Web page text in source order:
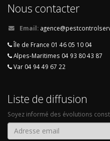
Nous contacter
Email:
Île de France 01 46 05 10 04
Alpes-Maritimes 04 93 80 43 87
Var 04 94 49 67 22
Liste de diffusion
Soyez informé des évolutions